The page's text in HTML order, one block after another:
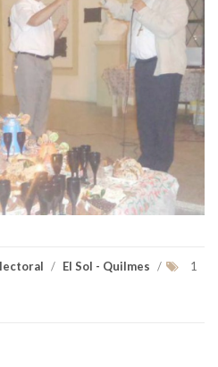
/ El Sol - Quilmes / 1